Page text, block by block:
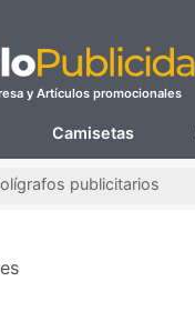
y Artículos promocionales
Camisetas
publicitarios